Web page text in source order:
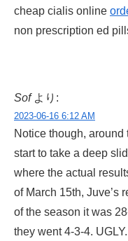
cheap cialis online
non prescription ed
Sof より:
2023-06-16 6:12 AM
Notice though,
start to take a deep
where the actual
of March 15th, Juve’s
of the season it was
they went 4-3-4.